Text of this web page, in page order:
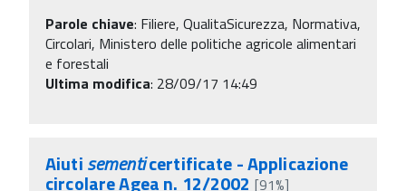
Parole chiave: Filiere, QualitaSicurezza, Normativa,
Circolari, Ministero delle politiche agricole alimentari
e forestali
Ultima modifica: 28/09/17 14:49
Aiutisementicertificate - Applicazione
circolare Agea n. 12/2002 [91%]